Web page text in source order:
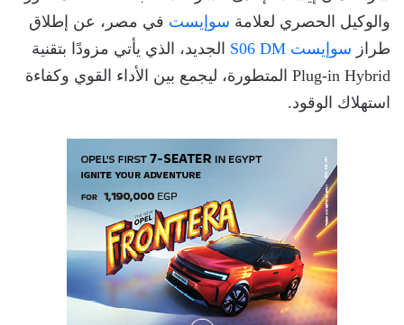
والوكيل الحصري لعلامة سوإيست في مصر، عن إطلاق
طراز سوإيست S06 DM
الجديد، الذي يأتي مزودًا بتقنية
Plug-in Hybrid المتطورة، ليجمع بين الأداء القوي وكفاءة
استهلاك الوقود.